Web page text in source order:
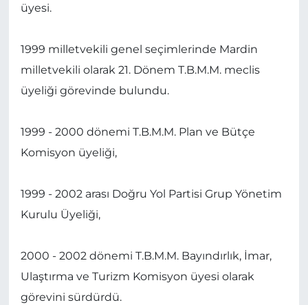
üyesi.
1999 milletvekili genel seçimlerinde Mardin
milletvekili olarak 21. Dönem T.B.M.M. meclis
üyeliği görevinde bulundu.
1999 - 2000 dönemi T.B.M.M. Plan ve Bütçe
Komisyon üyeliği,
1999 - 2002 arası Doğru Yol Partisi Grup Yönetim
Kurulu Üyeliği,
2000 - 2002 dönemi T.B.M.M. Bayındırlık, İmar,
Ulaştırma ve Turizm Komisyon üyesi olarak
görevini sürdürdü.